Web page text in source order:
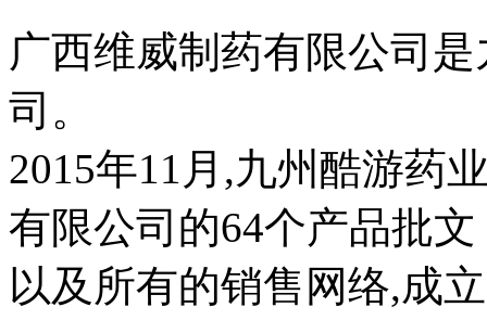
广西维威制药有限公司
司。
2015年11月,九州酷游药
有限公司的64个产品批文
以及所有的销售网络,成立